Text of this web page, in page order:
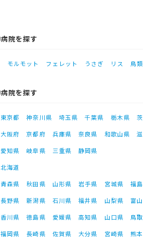
院を探す
モルモット フェレット うさぎ リス 鳥類
院を探す
東京都 神奈川県 埼玉県 千葉県 栃木県
大阪府 京都府 兵庫県 奈良県 和歌山県
愛知県 岐阜県 三重県
静岡県
北海道
青森県 秋田県 山形県 岩手県 宮城県
福
長野県 新潟県 石川県 福井県 山梨県
富
香川県 徳島県 愛媛県 高知県 山口県 鳥
福岡県 長崎県 佐賀県 大分県 宮崎県 熊